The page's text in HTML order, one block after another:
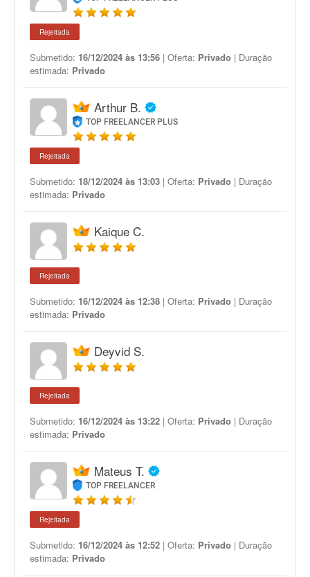
Rejeitada
Submetido: 16/12/2024 às 13:56 | Oferta: Privado | Duração
estimada: Privado
Arthur B.
TOP FREELANCER PLUS
Rejeitada
Submetido: 18/12/2024 às 13:03 | Oferta: Privado | Duração
estimada: Privado
Kaique C.
Rejeitada
Submetido: 16/12/2024 às 12:38 | Oferta: Privado | Duração
estimada: Privado
Deyvid S.
Rejeitada
Submetido: 16/12/2024 às 13:22 | Oferta: Privado | Duração
estimada: Privado
Mateus T.
TOP FREELANCER
Rejeitada
Submetido: 16/12/2024 às 12:52 | Oferta: Privado | Duração
estimada: Privado